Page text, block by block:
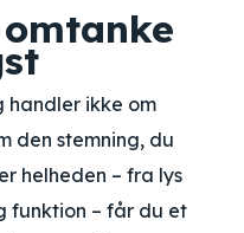
handler ikke om
den stemning, du
helheden – fra lys
funktion – får du et